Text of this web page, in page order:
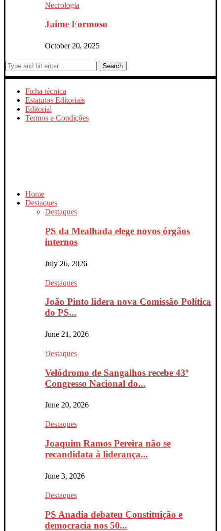
Necrologia
Jaime Formoso
October 20, 2025
Search
Ficha técnica
Estatutos Editoriais
Editorial
Termos e Condições
Home
Destaques
Destaques
PS da Mealhada elege novos órgãos
internos
July 26, 2026
Destaques
João Pinto lidera nova Comissão Política
do PS...
June 21, 2026
Destaques
Velódromo de Sangalhos recebe 43º
Congresso Nacional do...
June 20, 2026
Destaques
Joaquim Ramos Pereira não se
recandidata à liderança...
June 3, 2026
Destaques
PS Anadia debateu Constituição e
democracia nos 50...